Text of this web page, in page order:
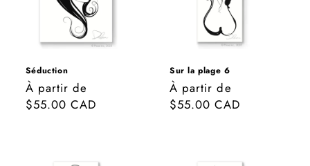
Séduction
Prix
habituel
À partir de
$55.00 CAD
Sur la plage 6
Prix
habituel
À partir de
$55.00 CAD